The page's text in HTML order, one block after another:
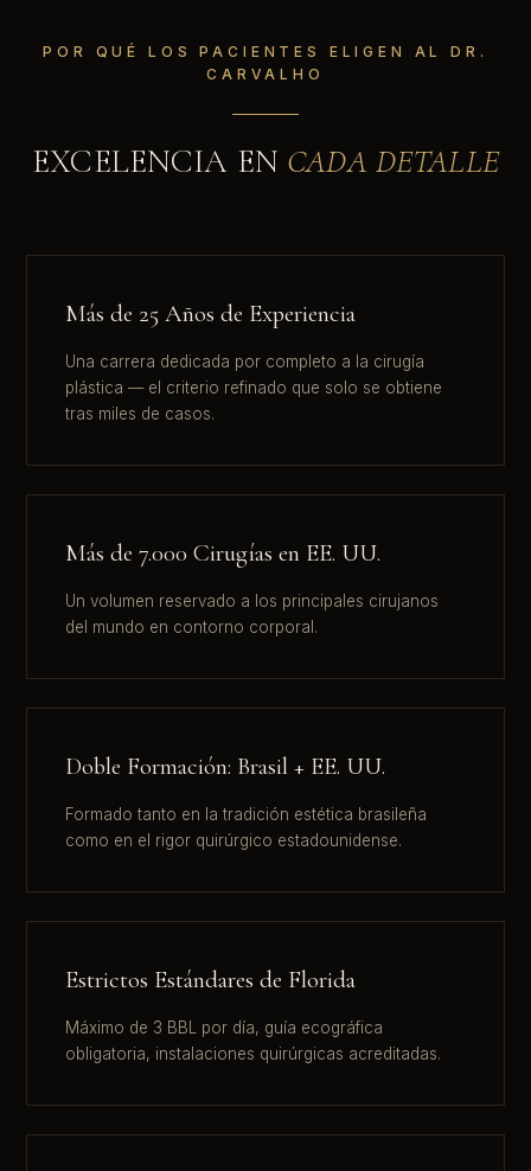
POR QUÉ LOS PACIENTES ELIGEN AL DR.
CARVALHO
EXCELENCIA EN CADA DETALLE
Más de 25 Años de Experiencia
Una carrera dedicada por completo a la cirugía
plástica — el criterio refinado que solo se obtiene
tras miles de casos.
Más de 7.000 Cirugías en EE. UU.
Un volumen reservado a los principales cirujanos
del mundo en contorno corporal.
Doble Formación: Brasil + EE. UU.
Formado tanto en la tradición estética brasileña
como en el rigor quirúrgico estadounidense.
Estrictos Estándares de Florida
Máximo de 3 BBL por día, guía ecográfica
obligatoria, instalaciones quirúrgicas acreditadas.